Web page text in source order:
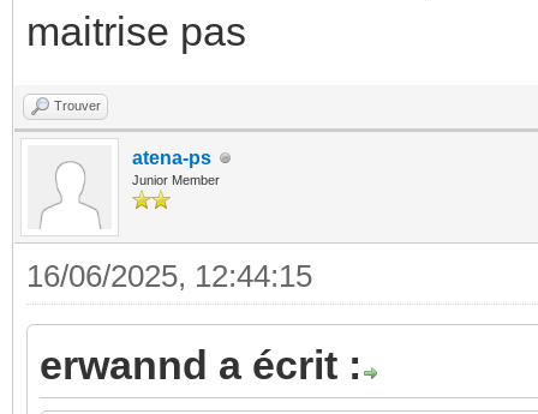
maitrise pas
Trouver
atena-ps
Junior Member
16/06/2025, 12:44:15
erwannd a écrit :